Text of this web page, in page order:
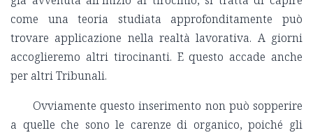
come una teoria studiata approfonditamente può
trovare applicazione nella realtà lavorativa. A giorni
accoglieremo altri tirocinanti. E questo accade anche
per altri Tribunali.
Ovviamente questo inserimento non può sopperire
a quelle che sono le carenze di organico, poiché gli